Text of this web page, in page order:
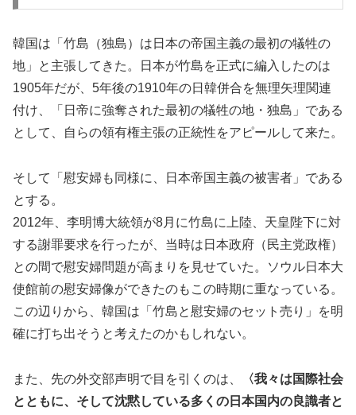
韓国は「竹島（独島）は日本の帝国主義の最初の犠牲の
地」と主張してきた。日本が竹島を正式に編入したのは
1905年だが、5年後の1910年の日韓併合を無理矢理関連
付け、「日帝に強奪された最初の犠牲の地・独島」である
として、自らの領有権主張の正統性をアピールして来た。
そして「慰安婦も同様に、日本帝国主義の被害者」である
とする。
2012年、李明博大統領が8月に竹島に上陸、天皇陛下に対
する謝罪要求を行ったが、当時は日本政府（民主党政権）
との間で慰安婦問題が高まりを見せていた。ソウル日本大
使館前の慰安婦像ができたのもこの時期に重なっている。
この辺りから、韓国は「竹島と慰安婦のセット売り」を明
確に打ち出そうと考えたのかもしれない。
また、先の外交部声明で目を引くのは、
〈我々は国際社会
とともに、そして沈黙している多くの日本国内の良識者と